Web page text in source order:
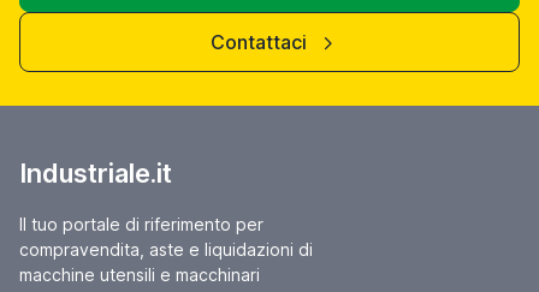
Contattaci
Industriale.it
Il tuo portale di riferimento per
compravendita, aste e liquidazioni di
macchine utensili e macchinari